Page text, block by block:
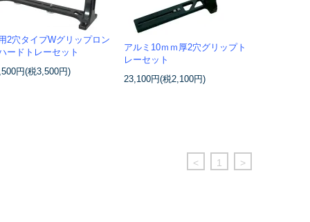
2穴タイプWグリップロン
ードトレーセット
円(税3,500円)
アルミ10ｍｍ厚2穴グリップト
レーセット
23,100円(税2,100円)
< 1 >